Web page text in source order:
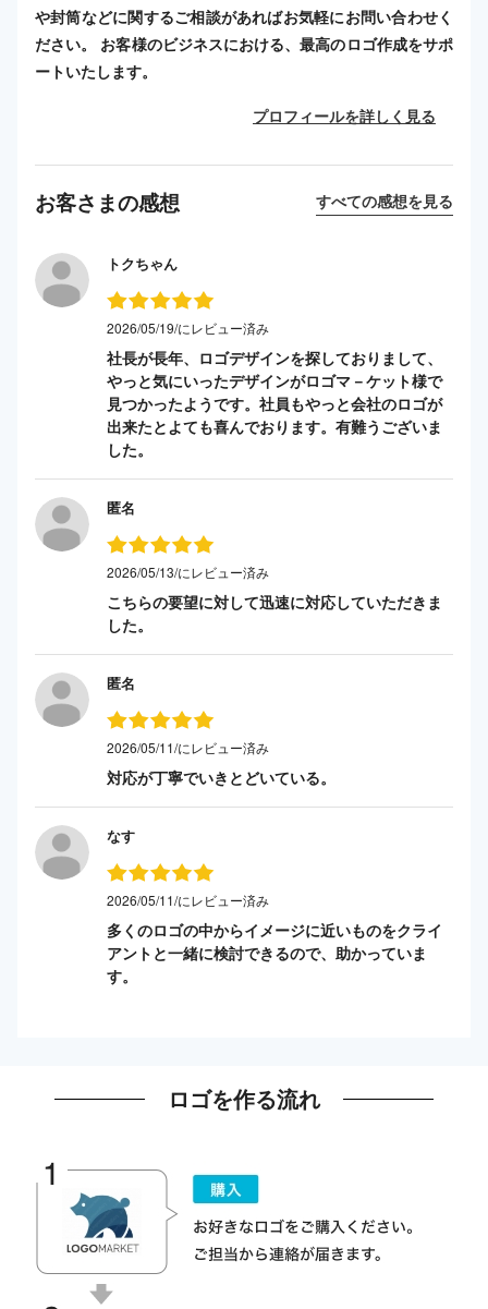
や封筒などに関するご相談があればお気軽にお問い合わせく
ださい。 お客様のビジネスにおける、最高のロゴ作成をサポ
ートいたします。
プロフィールを詳しく見る
お客さまの感想 すべての感想を見る
トクちゃん
2026/05/19/にレビュー済み
社長が長年、ロゴデザインを探しておりまして、
やっと気にいったデザインがロゴマ－ケット様で
見つかったようです。社員もやっと会社のロゴが
出来たとよても喜んでおります。有難うございま
した。
匿名
2026/05/13/にレビュー済み
こちらの要望に対して迅速に対応していただきま
した。
匿名
2026/05/11/にレビュー済み
対応が丁寧でいきとどいている。
なす
2026/05/11/にレビュー済み
多くのロゴの中からイメージに近いものをクライ
アントと一緒に検討できるので、助かっていま
す。
ロゴを作る流れ